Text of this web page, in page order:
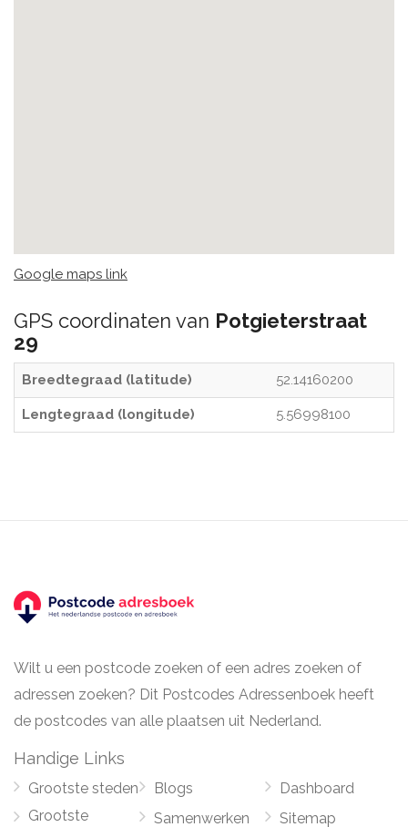
Google maps link
GPS coordinaten van Potgieterstraat
29
Breedtegraad (latitude) 52.14160200
Lengtegraad (longitude) 5.56998100
Wilt u een postcode zoeken of een adres zoeken of
adressen zoeken? Dit Postcodes Adressenboek heeft
de postcodes van alle plaatsen uit Nederland.
Handige Links
Grootste steden
Grootste
Blogs
Samenwerken
Dashboard
Sitemap